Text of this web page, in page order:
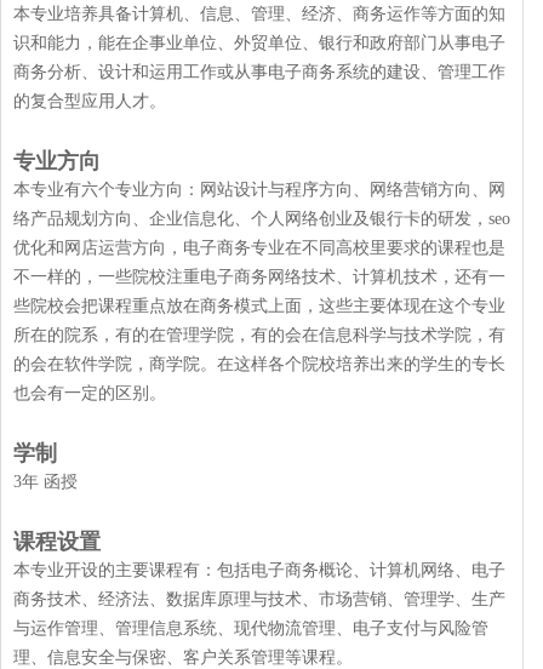
本专业培养具备计算机、信息、管理、经济、商务运作等方面的知
识和能力，能在企事业单位、外贸单位、银行和政府部门从事电子
商务分析、设计和运用工作或从事电子商务系统的建设、管理工作
的复合型应用人才。
专业方向
本专业有六个专业方向：网站设计与程序方向、网络营销方向、网
络产品规划方向、企业信息化、个人网络创业及银行卡的研发，seo
优化和网店运营方向，电子商务专业在不同高校里要求的课程也是
不一样的，一些院校注重电子商务网络技术、计算机技术，还有一
些院校会把课程重点放在商务模式上面，这些主要体现在这个专业
所在的院系，有的在管理学院，有的会在信息科学与技术学院，有
的会在软件学院，商学院。在这样各个院校培养出来的学生的专长
也会有一定的区别。
学制
3年 函授
课程设置
本专业开设的主要课程有：包括电子商务概论、计算机网络、电子
商务技术、经济法、数据库原理与技术、市场营销、管理学、生产
与运作管理、管理信息系统、现代物流管理、电子支付与风险管
理、信息安全与保密、客户关系管理等课程。